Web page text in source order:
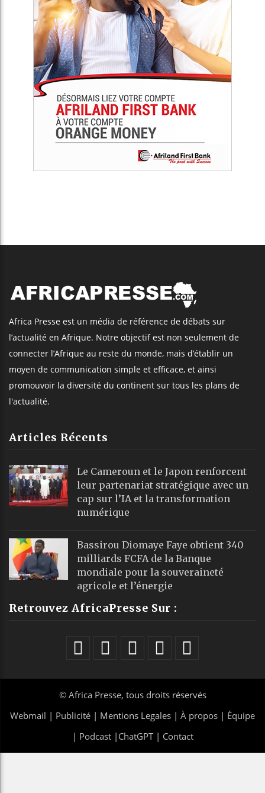
Africa Presse est un média de référence de débats sur
l’actualité en Afrique. Notre objectif est non seulement de
connecter l’Afrique au reste du monde, mais d’établir un
moyen de communication simple et efficace, et ainsi
promouvoir la diversité du continent sur tous les plans de
l'actualité.
Articles Récents
Le Cameroun et le Japon renforcent
leur partenariat stratégique avec un
cap sur l’IA et la transformation
numérique
Bassirou Diomaye Faye obtient 340
milliards FCFA de la Banque
mondiale pour la souveraineté
agricole et l’énergie
Retrouvez AfricaPresse Sur :
© Africa Presse, tous droits réservés
Webmail | Publicité | Mentions Legales | À propos | Équipe
| Podcast| ChatGPT| Contact